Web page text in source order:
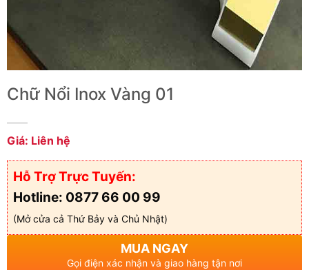
Chữ Nổi Inox Vàng 01
Giá: Liên hệ
Hỗ Trợ Trực Tuyến:
Hotline: 0877 66 00 99
(Mở cửa cả Thứ Bảy và Chủ Nhật)
MUA NGAY
Gọi điện xác nhận và giao hàng tận nơi